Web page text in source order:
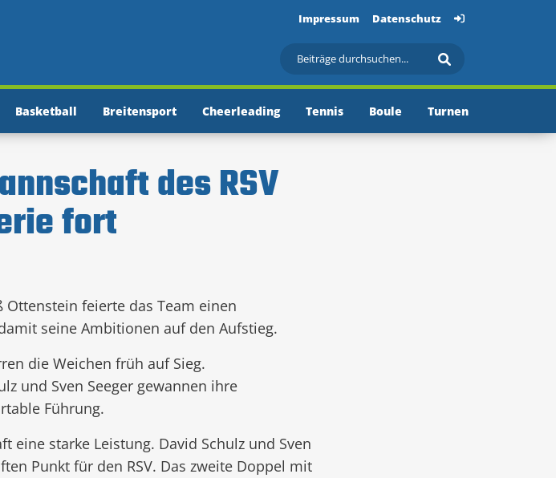
Impressum Datenschutz
Basketball Breitensport Cheerleading Tennis Boule Turnen
des RSV
fort
Ottenstein feierte das Team einen
seine Ambitionen auf den Aufstieg.
die Weichen früh auf Sieg.
und Sven Seeger gewannen ihre
Führung.
eine starke Leistung. David Schulz und Sven
Punkt für den RSV. Das zweite Doppel mit